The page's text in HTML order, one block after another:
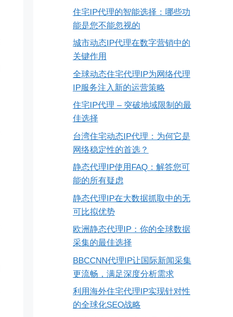
住宅IP代理的智能选择：哪些功
能是您不能忽视的
城市动态IP代理在数字营销中的
关键作用
全球动态住宅代理IP为网络代理
IP服务注入新的运营策略
住宅IP代理 – 突破地域限制的最
佳选择
台湾住宅动态IP代理：为何它是
网络稳定性的首选？
静态代理IP使用FAQ：解答您可
能的所有疑虑
静态代理IP在大数据抓取中的无
可比拟优势
欧洲静态代理IP：你的全球数据
采集的最佳选择
BBCCNN代理IP让国际新闻采集
更流畅，满足深度分析需求
利用海外住宅代理IP实现针对性
的全球化SEO战略